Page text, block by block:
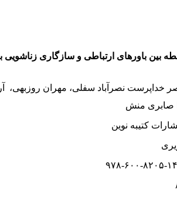
بین باورهای ارتباطی و سازگاری
خداپرست نصرآباد سفلی، مهران روزبهی،
صابری منش
کتیبه نوین
۶۰۰-۸۲۰۵-۱۴-۲